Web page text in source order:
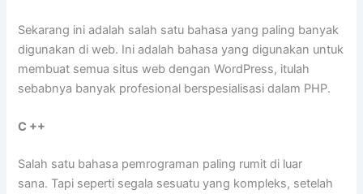
Sekarang ini adalah salah satu bahasa yang paling banyak
digunakan di web. Ini adalah bahasa yang digunakan untuk
membuat semua situs web dengan WordPress, itulah
sebabnya banyak profesional berspesialisasi dalam PHP.
C ++
Salah satu bahasa pemrograman paling rumit di luar
sana. Tapi seperti segala sesuatu yang kompleks, setelah